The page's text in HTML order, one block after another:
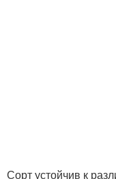
Сорт устойчив к